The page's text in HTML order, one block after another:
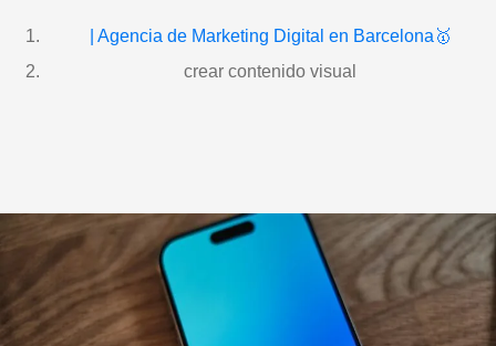
| Agencia de Marketing Digital en Barcelona🥇
crear contenido visual